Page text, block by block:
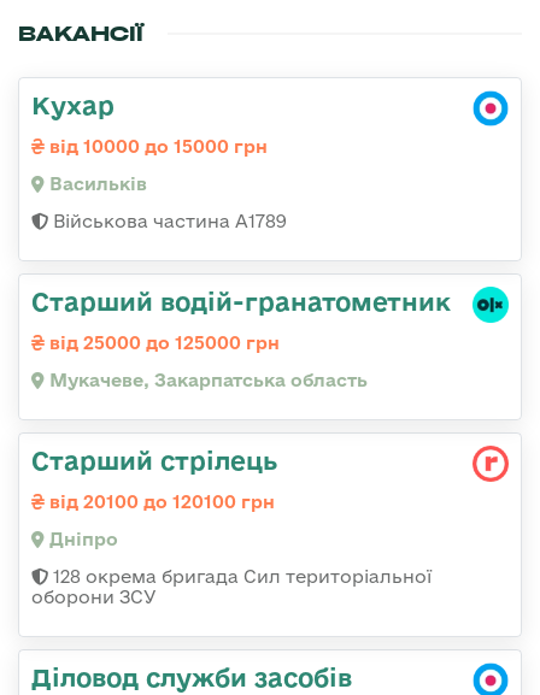
ВАКАНСІЇ
Кухар
від 10000 до 15000 грн
Васильків
Військова частина А1789
Старший водій-гранатометник
від 25000 до 125000 грн
Мукачеве, Закарпатська область
Старший стрілець
від 20100 до 120100 грн
Дніпро
128 окрема бригада Сил територіальної
оборони ЗСУ
Діловод служби засобів